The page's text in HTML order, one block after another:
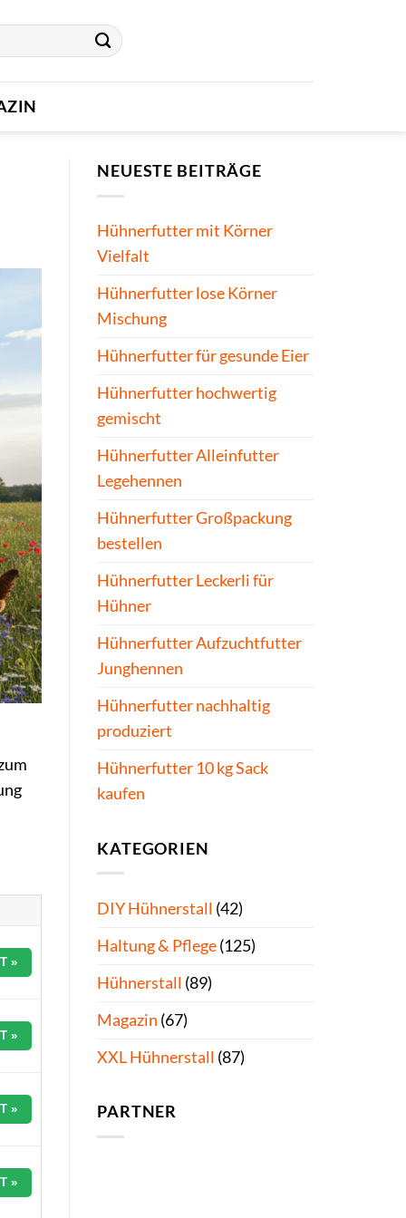
»
»
»
»
NEUESTE BEITRÄGE
Hühnerfutter mit Körner
Vielfalt
Hühnerfutter lose Körner
Mischung
Hühnerfutter für gesunde Eier
Hühnerfutter hochwertig
gemischt
Hühnerfutter Alleinfutter
Legehennen
Hühnerfutter Großpackung
bestellen
Hühnerfutter Leckerli für
Hühner
Hühnerfutter Aufzuchtfutter
Junghennen
Hühnerfutter nachhaltig
produziert
Hühnerfutter 10 kg Sack
kaufen
KATEGORIEN
DIY Hühnerstall (42)
Haltung & Pflege(125)
Hühnerstall (89)
Magazin (67)
XXL Hühnerstall (87)
PARTNER